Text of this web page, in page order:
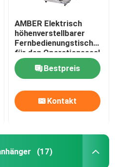
AMBER Elektrisch
höhenverstellbarer
Fernbedienungstisch
für den Operationssaal,
Wirbelsäulenchirurgie
Bestpreis
Kontakt
(17)